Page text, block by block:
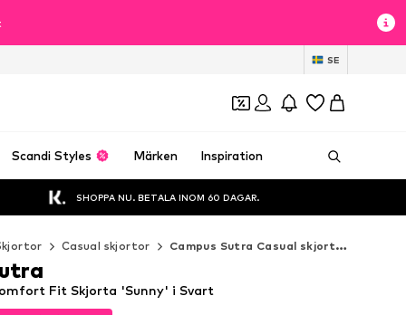
SE
Scandi Styles Märken Inspiration
SHOPPA NU. BETALA INOM 60 DAGAR.
Casual skjortor Campus Sutra Casual skjortor
Fit Skjorta 'Sunny' i Svart